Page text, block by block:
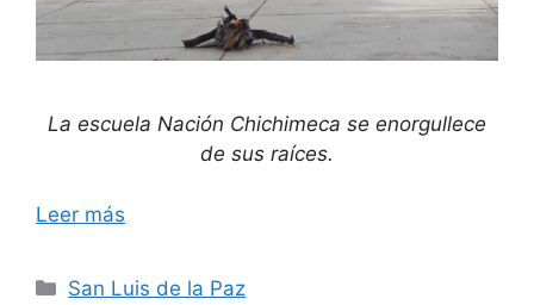
La escuela Nación Chichimeca se enorgullece
de sus raíces.
Leer más
Categorías
San Luis de la Paz